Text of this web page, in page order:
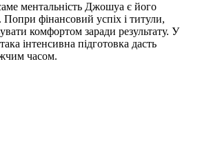
ментальність Джошуа є його
фінансовий успіх і титули,
комфортом заради результату. У
інтенсивна підготовка дасть
часом.